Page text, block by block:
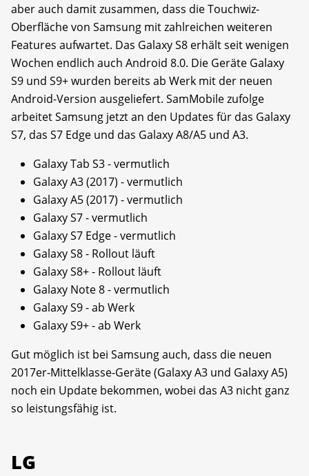
aber auch damit zusammen, dass die Touchwiz-
Oberfläche von Samsung mit zahlreichen weiteren
Features aufwartet. Das Galaxy S8 erhält seit wenigen
Wochen endlich auch Android 8.0. Die Geräte Galaxy
S9 und S9+ wurden bereits ab Werk mit der neuen
Android-Version ausgeliefert. SamMobile zufolge
arbeitet Samsung jetzt an den Updates für das Galaxy
S7, das S7 Edge und das Galaxy A8/A5 und A3.
Galaxy Tab S3 - vermutlich
Galaxy A3 (2017) - vermutlich
Galaxy A5 (2017) - vermutlich
Galaxy S7 - vermutlich
Galaxy S7 Edge - vermutlich
Galaxy S8 - Rollout läuft
Galaxy S8+ - Rollout läuft
Galaxy Note 8 - vermutlich
Galaxy S9 - ab Werk
Galaxy S9+ - ab Werk
Gut möglich ist bei Samsung auch, dass die neuen
2017er-Mittelklasse-Geräte (Galaxy A3 und Galaxy A5)
noch ein Update bekommen, wobei das A3 nicht ganz
so leistungsfähig ist.
LG